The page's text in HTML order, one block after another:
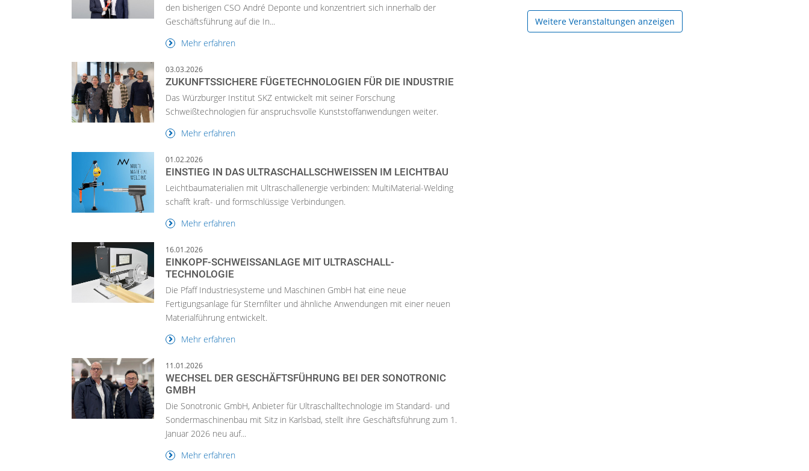
den bisherigen CSO André Deponte und konzentriert sich innerhalb der
Geschäftsführung auf die In...
Mehr erfahren
03.03.2026
ZUKUNFTSSICHERE FÜGETECHNOLOGIEN FÜR DIE INDUSTRIE
Das Würzburger Institut SKZ entwickelt mit seiner Forschung
Schweißtechnologien für anspruchsvolle Kunststoffanwendungen weiter.
Mehr erfahren
01.02.2026
EINSTIEG IN DAS ULTRASCHALLSCHWEISSEN IM LEICHTBAU
Leichtbaumaterialien mit Ultraschallenergie verbinden: MultiMaterial-Welding
schafft kraft- und formschlüssige Verbindungen.
Mehr erfahren
16.01.2026
EINKOPF-SCHWEISSANLAGE MIT ULTRASCHALL-T
ECHNOLOGIE
Die Pfaff Industriesysteme und Maschinen GmbH hat eine neue
Fertigungsanlage für Sternfilter und ähnliche Anwendungen mit einer neuen
Materialführung entwickelt.
Mehr erfahren
11.01.2026
WECHSEL DER GESCHÄFTSFÜHRUNG BEI DER SONOTRONIC
GMBH
Die Sonotronic GmbH, Anbieter für Ultraschalltechnologie im Standard- und
Sondermaschinenbau mit Sitz in Karlsbad, stellt ihre Geschäftsführung zum 1.
Januar 2026 neu auf...
Mehr erfahren
Weitere Veranstaltungen anzeigen